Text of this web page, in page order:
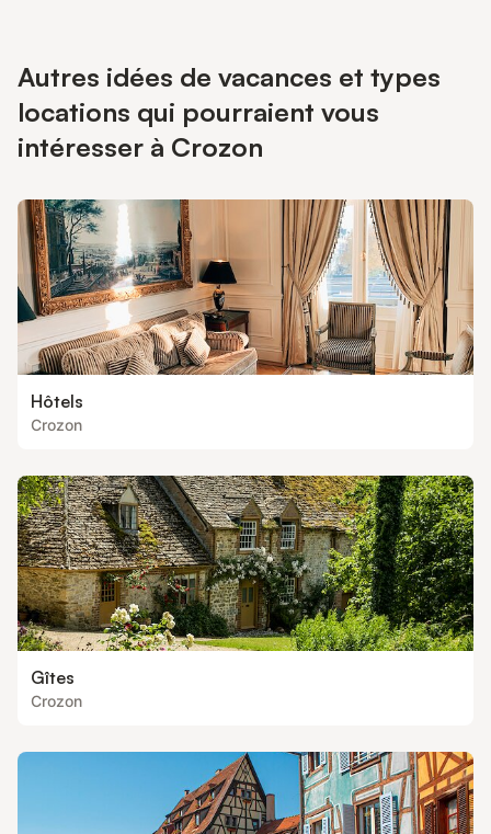
Autres idées de vacances et types
locations qui pourraient vous
intéresser à Crozon
Hôtels
Crozon
Gîtes
Crozon